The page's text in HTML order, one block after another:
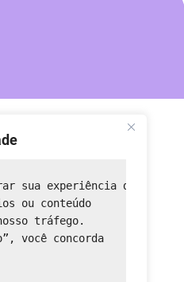
sua experiência de
ou conteúdo
tráfego.
você concorda